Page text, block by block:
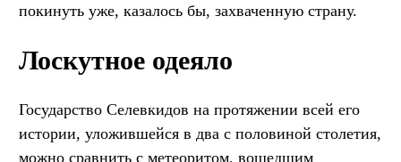
покинуть уже, казалось бы, захваченную страну.
Лоскутное одеяло
Государство Селевкидов на протяжении всей его
истории, уложившейся в два с половиной столетия,
можно сравнить с метеоритом, вошедшим